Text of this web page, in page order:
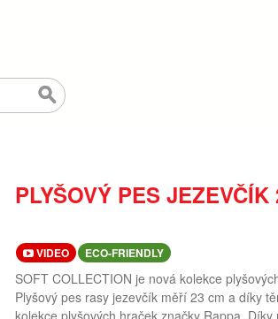
PLYŠOVÝ PES
VIDEO ECO-FRIENDLY
SOFT COLLECTION je nová kolekce
Plyšový pes rasy jezevčík měří 23 cm a díky
kolekce plyšových hraček značky Rappa.